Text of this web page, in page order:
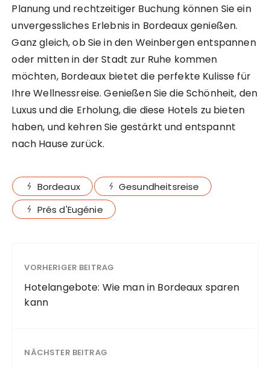
Planung und rechtzeitiger Buchung können Sie ein
unvergessliches Erlebnis in Bordeaux genießen.
Ganz gleich, ob Sie in den Weinbergen entspannen
oder mitten in der Stadt zur Ruhe kommen
möchten, Bordeaux bietet die perfekte Kulisse für
Ihre Wellnessreise. Genießen Sie die Schönheit, den
Luxus und die Erholung, die diese Hotels zu bieten
haben, und kehren Sie gestärkt und entspannt
nach Hause zurück.
Bordeaux
Gesundheitsreise
Prés d'Eugénie
VORHERIGER BEITRAG
Hotelangebote: Wie man in Bordeaux sparen
kann
NÄCHSTER BEITRAG